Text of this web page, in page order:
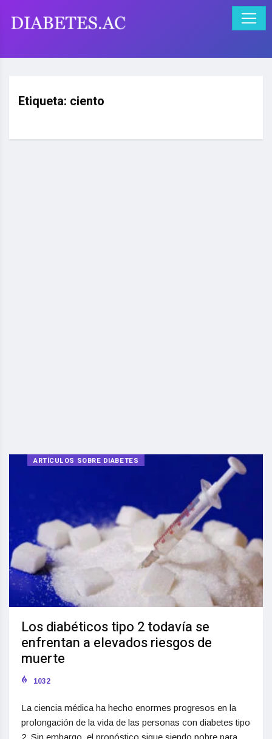
Etiqueta: ciento
ARTÍCULOS SOBRE DIABETES
Los diabéticos tipo 2 todavía se
enfrentan a elevados riesgos de
muerte
1032
La ciencia médica ha hecho enormes progresos en la
prolongación de la vida de las personas con diabetes tipo
2. Sin embargo, el pronóstico sigue siendo pobre para